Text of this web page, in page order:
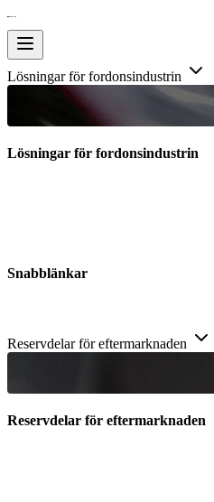
Lösningar för fordonsindustrin
Lösningar för fordonsindustrin
Snabblänkar
Reservdelar för eftermarknaden
Reservdelar för eftermarknaden